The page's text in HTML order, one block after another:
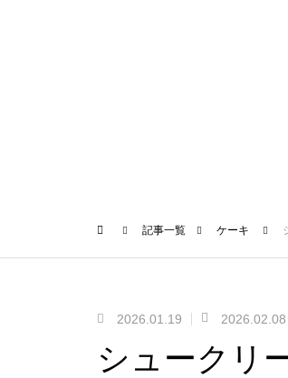
記事一覧 ケーキ
2026.01.19 2026.02.08
シュークリ